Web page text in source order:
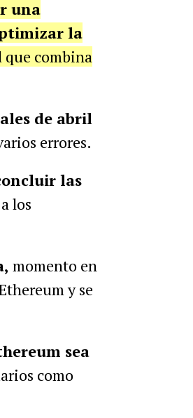
una
la
que combina
de abril
errores.
las
los
momento en
y se
sea
como